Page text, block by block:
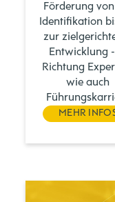
Förderung
Identifikation
zur
Entwicklung
Richtung
wie auch
MEHR